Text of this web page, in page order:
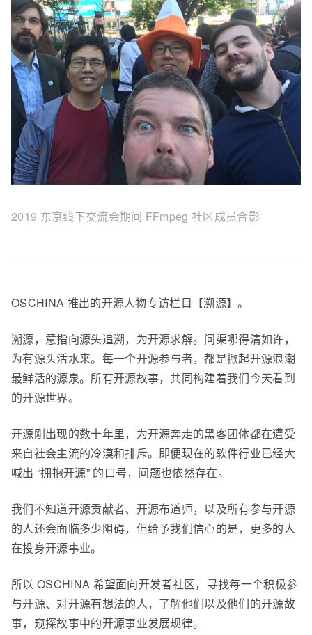
2019 东京线下交流会期间 FFmpeg 社区成员合影
OSCHINA 推出的开源人物专访栏目【溯源】。
溯源，意指向源头追溯，为开源求解。问渠哪得清如许，
为有源头活水来。每一个开源参与者，都是掀起开源浪潮
最鲜活的源泉。所有开源故事，共同构建着我们今天看到
的开源世界。
开源刚出现的数十年里，为开源奔走的黑客团体都在遭受
来自社会主流的冷漠和排斥。即便现在的软件行业已经大
喊出 “拥抱开源” 的口号，问题也依然存在。
我们不知道开源贡献者、开源布道师，以及所有参与开源
的人还会面临多少阻碍，但给予我们信心的是，更多的人
在投身开源事业。
所以 OSCHINA 希望面向开发者社区，寻找每一个积极参
与开源、对开源有想法的人，了解他们以及他们的开源故
事，窥探故事中的开源事业发展规律。